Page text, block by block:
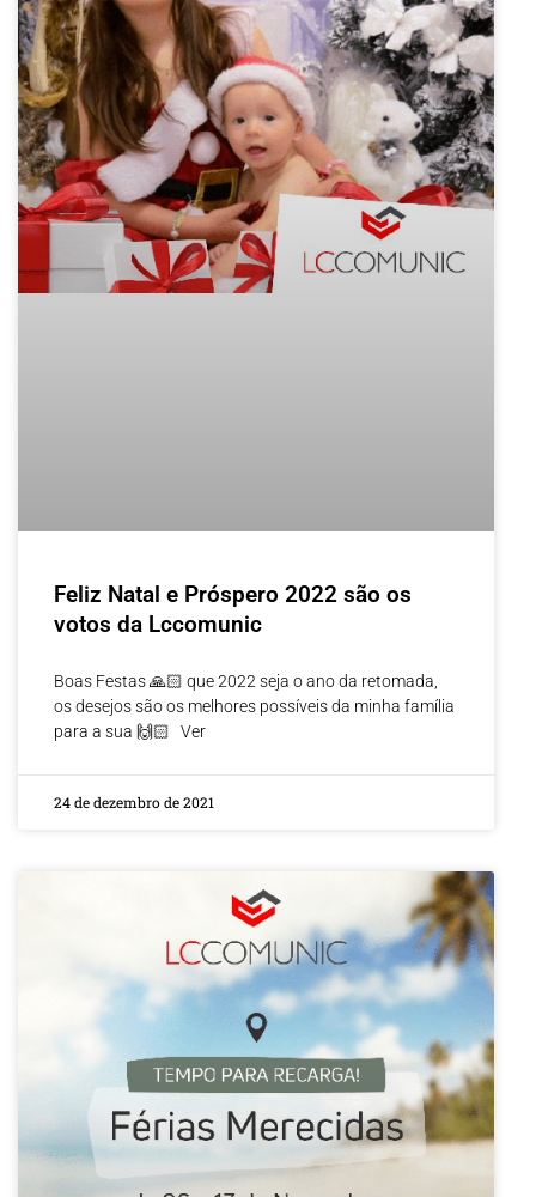
Feliz Natal e Próspero 2022 são os
votos da Lccomunic
Boas Festas 🙏🏻 que 2022 seja o ano da retomada,
os desejos são os melhores possíveis da minha família
para a sua 🙌🏻 Ver
24 de dezembro de 2021